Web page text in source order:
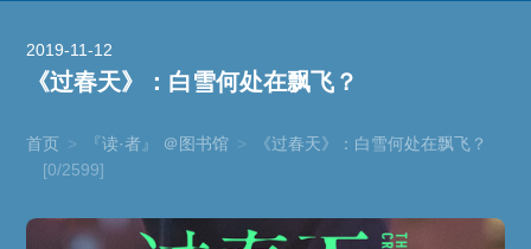
2019-11-12
《过春天》：白雪何处在飘飞？
首页 > 『读·者』 ＠图书馆 >
《过春天》：白雪何处在飘飞？
[0/2599]